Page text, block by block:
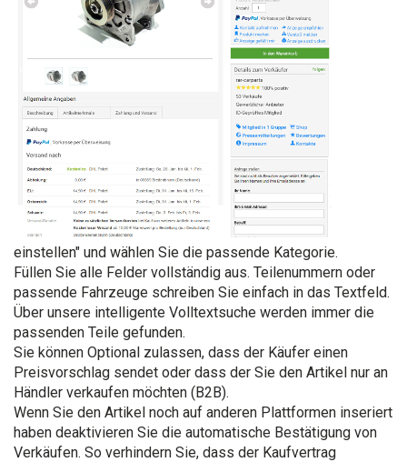
einstellen" und wählen Sie die passende Kategorie.
Füllen Sie alle Felder vollständig aus. Teilenummern oder
passende Fahrzeuge schreiben Sie einfach in das Textfeld.
Über unsere intelligente Volltextsuche werden immer die
passenden Teile gefunden.
Sie können Optional zulassen, dass der Käufer einen
Preisvorschlag sendet oder dass der Sie den Artikel nur an
Händler verkaufen möchten (B2B).
Wenn Sie den Artikel noch auf anderen Plattformen inseriert
haben deaktivieren Sie die automatische Bestätigung von
Verkäufen. So verhindern Sie, dass der Kaufvertrag